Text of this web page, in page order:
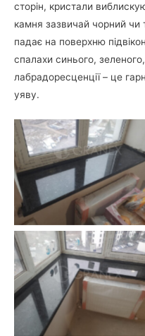
сторін, кристали
камня зазвичай чорний чи
падає на поверхню
спалахи синього,
лабрадоресценції – це
уяву.
Підвіконня з лабралориту
Volga Blue
Підвіконня з полірованого
каменю – лабрадорит